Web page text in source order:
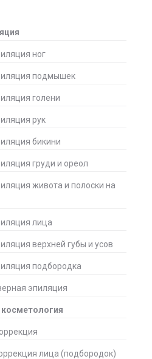
ног
подмышек
голени
рук
бикини
груди и ореол
живота и полоски на
лица
верхней губы и усов
подбородка
эпиляция
лица (подбородок)